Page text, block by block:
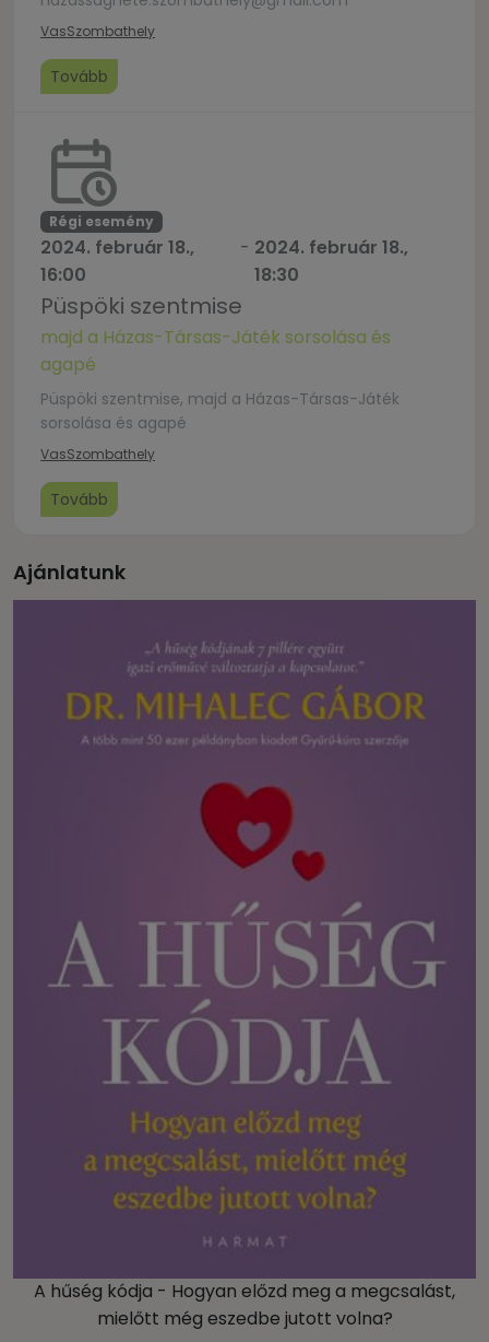
VasSzombathely
Tovább
Régi esemény
2024. február 18.,
16:00
- 2024. február 18.,
18:30
Püspöki szentmise
majd a Házas-Társas-Játék sorsolása és
agapé
Püspöki szentmise, majd a Házas-Társas-Játék
sorsolása és agapé
VasSzombathely
Tovább
Ajánlatunk
A hűség kódja - Hogyan előzd meg a megcsalást,
mielőtt még eszedbe jutott volna?